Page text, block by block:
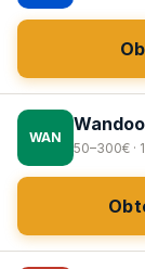
WAN
Wandoo
50–300€ ·